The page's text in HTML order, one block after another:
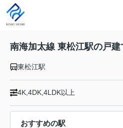
南海加太線 東松江駅の戸建
東松江駅
4K,4DK,4LDK以上
おすすめの駅